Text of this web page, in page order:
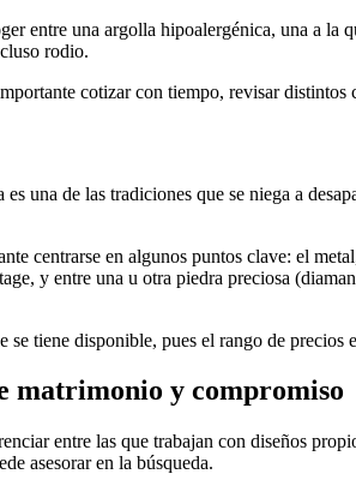
entre una argolla hipoalergénica, una a
rodio.
cotizar con tiempo, revisar distintos
una de las tradiciones que se niega a
centrarse en algunos puntos clave: el
y entre una u otra piedra preciosa
se tiene disponible, pues el rango de precios
matrimonio y compromiso
entre las que trabajan con diseños
asesorar en la búsqueda.